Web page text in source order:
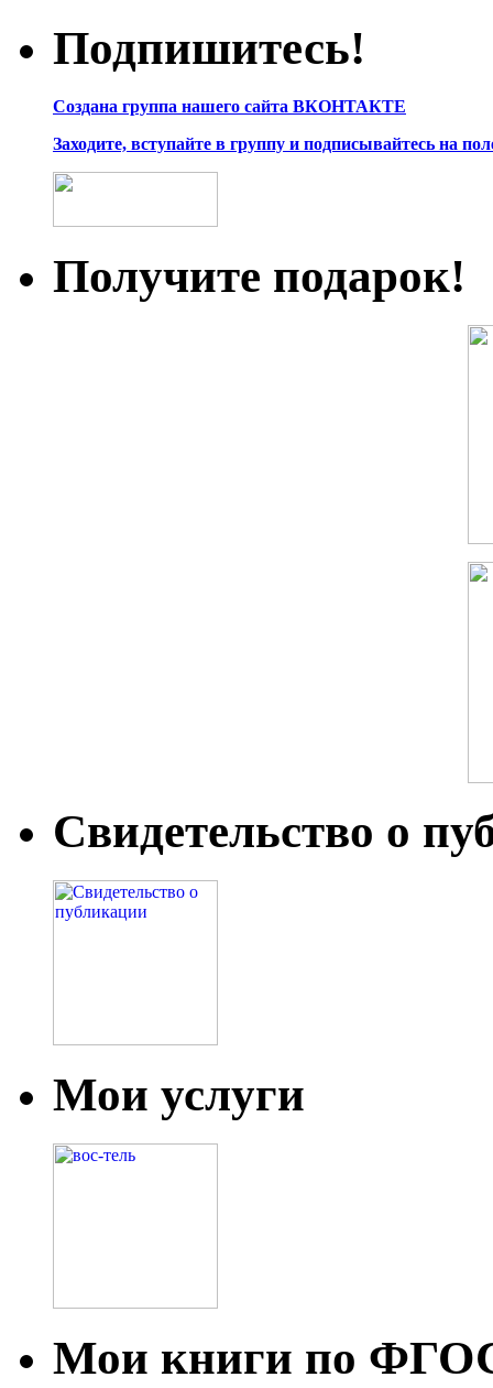
Подпишитесь!
Создана группа нашего сайта ВКОНТАКТЕ
Заходите, вступайте в группу и подписывайтесь на
Получите подарок!
Свидетельство о
Мои услуги
Мои книги по